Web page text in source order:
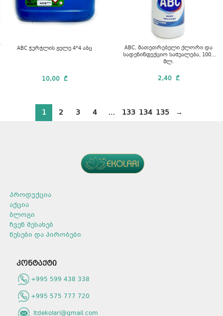
ABC ჭურჭლის ჟელე 4*4 აბც
10,00 ₾
ABC, მათეთრებელი ქლორი და
სადეზინფექციო საშუალება, 1000
მლ.
2,40 ₾
1 2 3 4 … 133 134 135 →
პროდუქცია
აქცია
ბლოგი
ჩვენ შესახებ
წესები და პირობები
კონტაქტი
+995 599 438 338
+995 575 777 720
ltdekolari@gmail.com